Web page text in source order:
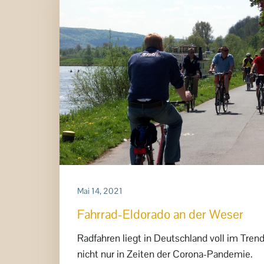
Mai 14, 2021
Fahrrad-Eldorado an der Weser
Radfahren liegt in Deutschland voll im
nicht nur in Zeiten der Corona-Pandemie.